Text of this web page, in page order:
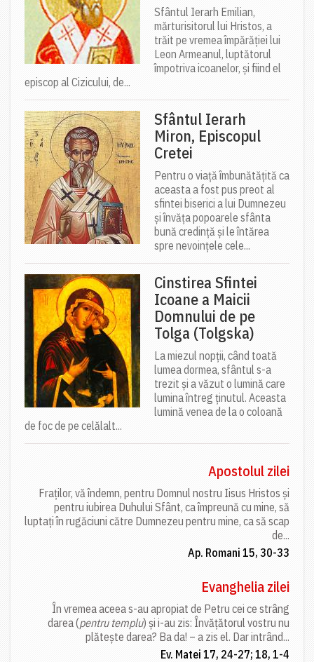
Sfântul Ierarh Emilian,
mărturisitorul lui Hristos, a
trăit pe vremea împărăției lui
Leon Armeanul, luptătorul
împotriva icoanelor, și fiind el
episcop al Cizicului, de...
Sfântul Ierarh
Miron, Episcopul
Cretei
Pentru o viață îmbunătățită ca
aceasta a fost pus preot al
sfintei biserici a lui Dumnezeu
și învăța popoarele sfânta
bună credință și le întărea
spre nevoințele cele...
Cinstirea Sfintei
Icoane a Maicii
Domnului de pe
Tolga (Tolgska)
La miezul nopții, când toată
lumea dormea, sfântul s-a
trezit și a văzut o lumină care
lumina întreg ținutul. Aceasta
lumină venea de la o coloană
de foc de pe celălalt...
Apostolul zilei
Fraților, vă îndemn, pentru Domnul nostru Iisus Hristos și
pentru iubirea Duhului Sfânt, ca împreună cu mine, să
luptați în rugăciuni către Dumnezeu pentru mine, ca să scap
de...
Ap. Romani 15, 30-33
Evanghelia zilei
În vremea aceea s-au apropiat de Petru cei ce strâng
darea (pentru templu) și i-au zis: Învățătorul vostru nu
plătește darea? Ba da! – a zis el. Dar intrând...
Ev. Matei 17, 24-27; 18, 1-4